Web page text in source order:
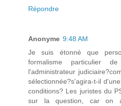
Répondre
Anonyme 9:48 AM
Je suis étonné que
formalisme particulier
l'administrateur
sélectionnée?s'agira-t-il
conditions? Les juristes du
sur la question, car on